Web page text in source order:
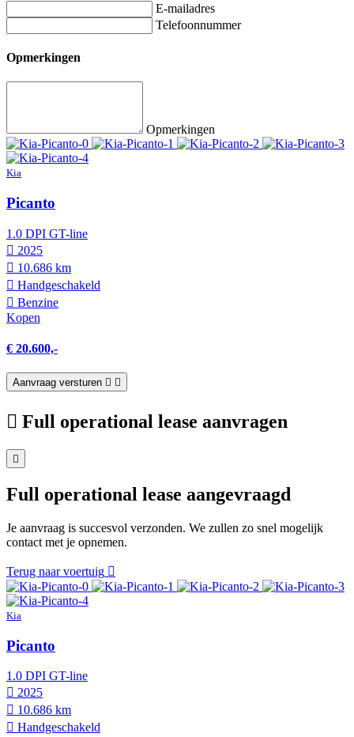
E-mailadres
Telefoonnummer
Opmerkingen
Opmerkingen
Kia
Picanto
1.0 DPI GT-line
2025
10.686 km
Hand­geschakeld
Benzine
Kopen
€ 20.600,-
Aanvraag versturen
Full operational lease aanvragen
Full operational lease aangevraagd
Je aanvraag is succesvol verzonden. We zullen zo snel mogelijk
contact met je opnemen.
Terug naar voertuig
Kia
Picanto
1.0 DPI GT-line
2025
10.686 km
Hand­geschakeld